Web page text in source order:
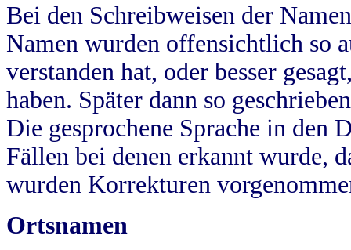
Bei den Schreibweisen der
Namen wurden offensichtlich so
verstanden hat, oder besser
haben. Später dann so
Die gesprochene Sprache in
Fällen bei denen erkannt wurde,
wurden Korrekturen
Ortsnamen